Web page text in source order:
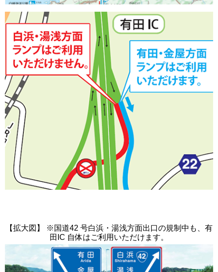
【拡大図】 ※国道42 号白浜・湯浅方面出口の規制中も、有
田IC 自体はご利用いただけます。